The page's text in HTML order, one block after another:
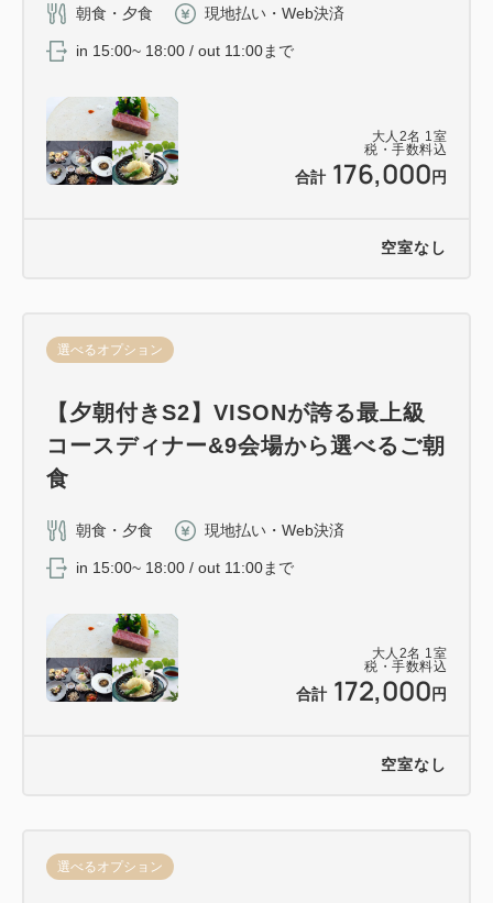
大人 2名 1室
税・手数料込
合計 176,000 円
朝食・夕食 現地払い・Web決済
in 15:00~ 18:00 / out 11:00まで
空室なし
大人 2名 1室
税・手数料込
合計 172,000 円
選べるオプション
【夕朝付きS2】VISONが誇る最上級
コースディナー&9会場から選べるご朝
食
朝食・夕食 現地払い・Web決済
in 15:00~ 18:00 / out 11:00まで
空室なし
選べるオプション